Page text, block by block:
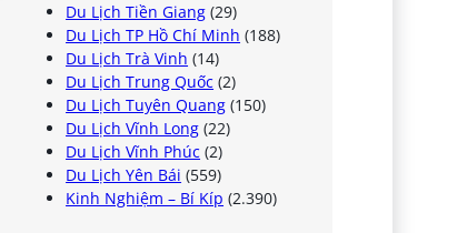
Du Lịch Tiền Giang (29)
Du Lịch TP Hồ Chí Minh (188)
Du Lịch Trà Vinh (14)
Du Lịch Trung Quốc (2)
Du Lịch Tuyên Quang (150)
Du Lịch Vĩnh Long (22)
Du Lịch Vĩnh Phúc (2)
Du Lịch Yên Bái (559)
Kinh Nghiệm – Bí Kíp (2.390)